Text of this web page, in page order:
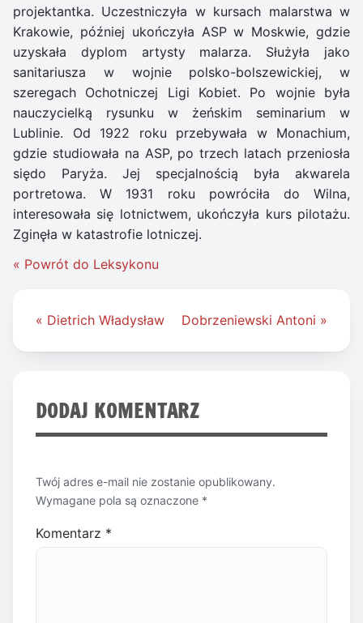
projektantka. Uczestniczyła w kursach malarstwa w
Krakowie, później ukończyła ASP w Moskwie, gdzie
uzyskała dyplom artysty malarza. Służyła jako
sanitariusza w wojnie polsko-bolszewickiej, w
szeregach Ochotniczej Ligi Kobiet. Po wojnie była
nauczycielką rysunku w żeńskim seminarium w
Lublinie. Od 1922 roku przebywała w Monachium,
gdzie studiowała na ASP, po trzech latach przeniosła
siędo Paryża. Jej specjalnością była akwarela
portretowa. W 1931 roku powróciła do Wilna,
interesowała się lotnictwem, ukończyła kurs pilotażu.
Zginęła w katastrofie lotniczej.
« Powrót do Leksykonu
Nawigacja
« Dietrich Władysław Dobrzeniewski Antoni »
DODAJ KOMENTARZ
Twój adres e-mail nie zostanie opublikowany.
Wymagane pola są oznaczone *
Komentarz *